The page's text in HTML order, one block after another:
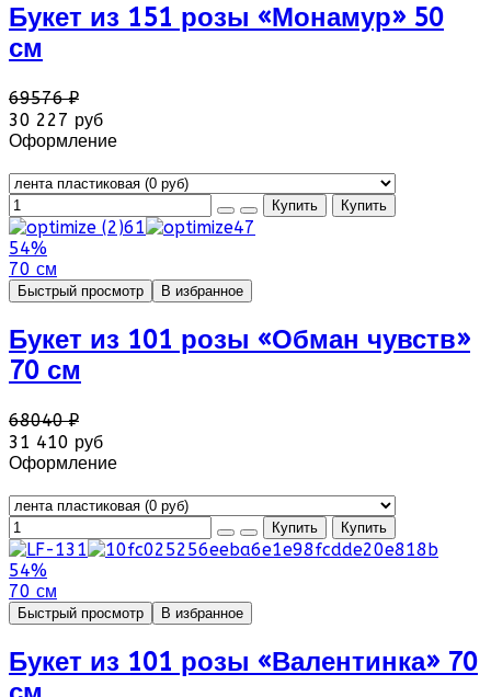
Букет из 151 розы «Монамур» 50
см
69576 ₽
30 227 руб
Оформление
54%
70 см
Быстрый просмотр В избранное
Букет из 101 розы «Обман чувств»
70 см
68040 ₽
31 410 руб
Оформление
54%
70 см
Быстрый просмотр В избранное
Букет из 101 розы «Валентинка» 70